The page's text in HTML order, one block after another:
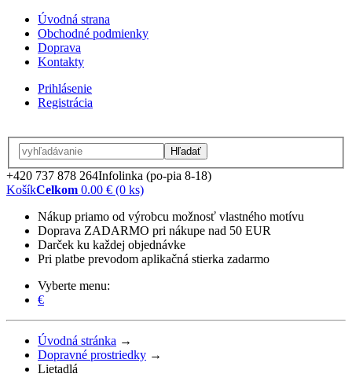
Úvodná strana
Obchodné podmienky
Doprava
Kontakty
Prihlásenie
Registrácia
Hľadať
+420 737 878 264Infolinka (po-pia 8-18)
KošíkCelkom 0.00 € (0 ks)
Nákup priamo od výrobcu možnosť vlastného motívu
Doprava ZADARMO pri nákupe nad 50 EUR
Darček ku každej objednávke
Pri platbe prevodom aplikačná stierka zadarmo
Vyberte menu:
€
Úvodná stránka →
Dopravné prostriedky →
Lietadlá